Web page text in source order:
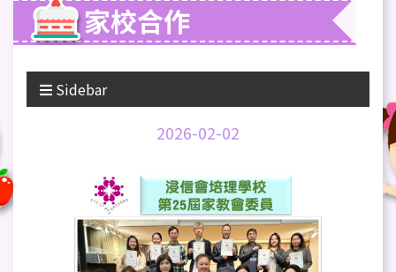
家校合作
Sidebar
2026-02-02